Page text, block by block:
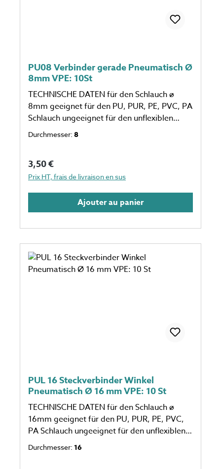
PU08 Verbinder gerade Pneumatisch Ø
8mm VPE: 10St
TECHNISCHE DATEN für den Schlauch ø
8mm geeignet für den PU, PUR, PE, PVC, PA
Schlauch ungeeignet für den unflexiblen
Schlauch eine Verpackungseinheit einspricht
Durchmesser: 8
Prix régulier :
3,50 €
Prix HT, frais de livraison en sus
Ajouter au panier
PUL 16 Steckverbinder Winkel
Pneumatisch Ø 16 mm VPE: 10 St
TECHNISCHE DATEN für den Schlauch ø
16mm geeignet für den PU, PUR, PE, PVC,
PA Schlauch ungeeignet für den unflexiblen
Schlauch eine Verpackungseinheit einspricht
Durchmesser: 16